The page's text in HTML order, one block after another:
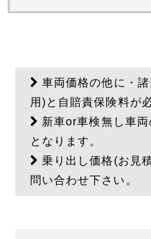
車両価格の他に・
用)と自賠責保険料が
新車or車検無し車
となります。
乗り出し価格(お見
問い合わせ下さい。